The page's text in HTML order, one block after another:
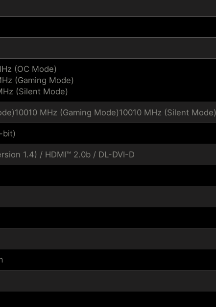
(OC Mode)
(Gaming Mode)
(Silent Mode)
MHz (Gaming Mode)10010 MHz (Silent Mode)
bit)
1.4) / HDMI™ 2.0b / DL-DVI-D